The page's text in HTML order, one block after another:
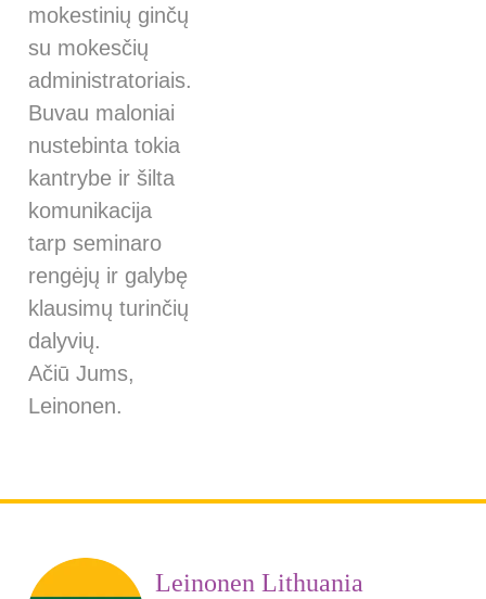
mokestinių ginčų
su mokesčių
administratoriais.
Buvau maloniai
nustebinta tokia
kantrybe ir šilta
komunikacija
tarp seminaro
rengėjų ir galybę
klausimų turinčių
dalyvių.
Ačiū Jums,
Leinonen.
Leinonen Lithuania